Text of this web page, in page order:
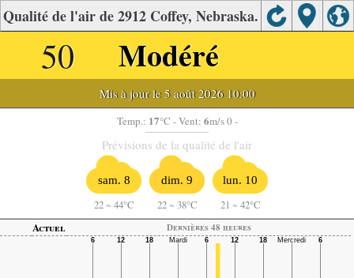
Qualité de l'air de 2912 Coffey, Nebraska.
50 Modéré
Mis à jour le 5 août 2026 10:00
Temp.: 17°C - Vent: 6m/s 0 -
Prévisions de la qualité de l'air
sam. 8
22 ~ 44°C
dim. 9
22 ~ 38°C
lun. 10
21 ~ 42°C
Actuel
Dernières 48 heures